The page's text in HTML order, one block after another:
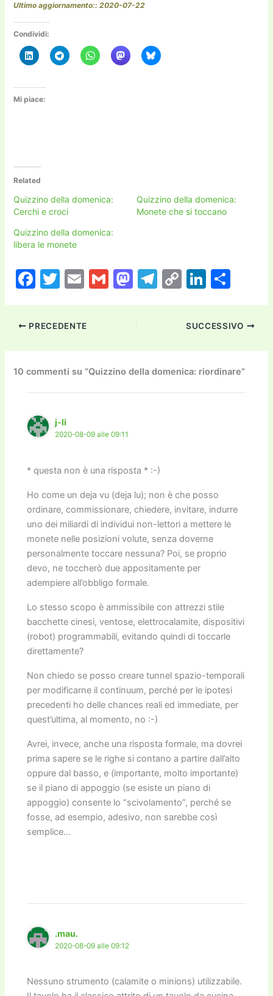
Ultimo aggiornamento:: 2020-07-22
Condividi:
Mi piace:
Related
Quizzino della domenica:
Cerchi e croci
Quizzino della domenica:
Monete che si toccano
Quizzino della domenica:
libera le monete
F
c
b
o
o
k
T
itt
E
ai
G
M
d
o
n
T
a
m
C
p
y
Li
n
k
Li
k
dI
n
n
vi
di
PRECEDENTE SUCCESSIVO
10 commenti su “Quizzino della domenica: riordinare”
j-li
2020-08-09 alle 09:11
* questa non è una risposta * :-)
Ho come un deja vu (deja lu); non è che posso
ordinare, commissionare, chiedere, invitare, indurre
uno dei miliardi di individui non-lettori a mettere le
monete nelle posizioni volute, senza doverne
personalmente toccare nessuna? Poi, se proprio
devo, ne toccherò due appositamente per
adempiere all’obbligo formale.
Lo stesso scopo è ammissibile con attrezzi stile
bacchette cinesi, ventose, elettrocalamite, dispositivi
(robot) programmabili, evitando quindi di toccarle
direttamente?
Non chiedo se posso creare tunnel spazio-temporali
per modificarne il continuum, perché per le ipotesi
precedenti ho delle chances reali ed immediate, per
quest’ultima, al momento, no :-)
Avrei, invece, anche una risposta formale, ma dovrei
prima sapere se le righe si contano a partire dall’alto
oppure dal basso, e (importante, molto importante)
se il piano di appoggio (se esiste un piano di
appoggio) consente lo “scivolamento”, perché se
fosse, ad esempio, adesivo, non sarebbe così
semplice…
.mau.
2020-08-09 alle 09:12
Nessuno strumento (calamite o minions) utilizzabile.